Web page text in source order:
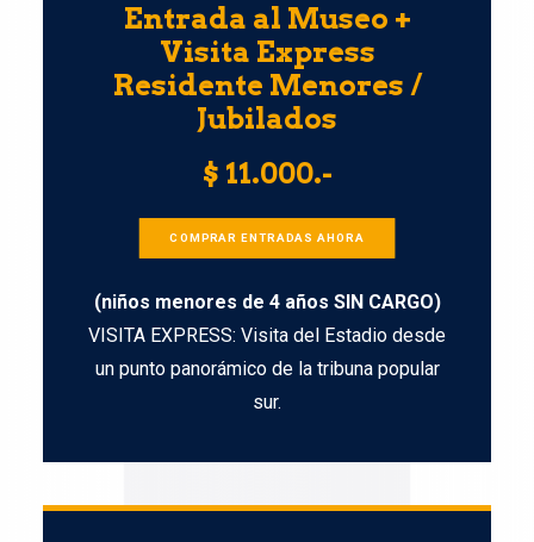
Entrada al Museo +
Visita Express
Residente Menores /
Jubilados
$ 11.000.-
COMPRAR ENTRADAS AHORA
(niños menores de 4 años SIN CARGO)
VISITA EXPRESS: Visita del Estadio desde
un punto panorámico de la tribuna popular
sur.